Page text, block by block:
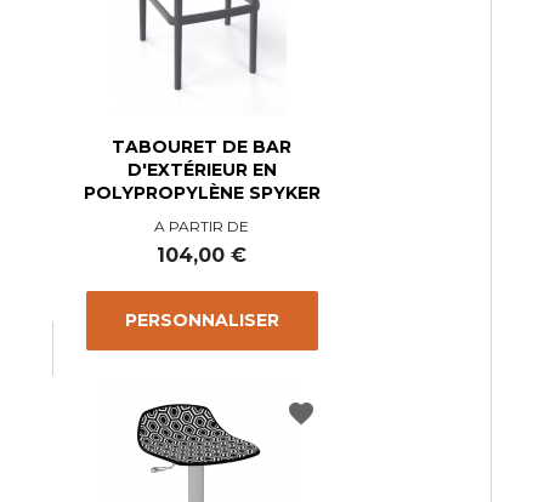
TABOURET DE BAR
D'EXTÉRIEUR EN
POLYPROPYLÈNE SPYKER
Prix
A PARTIR DE
104,00 €
PERSONNALISER
favorite